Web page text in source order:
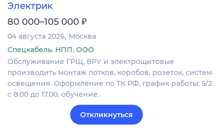
Электрик
80 000–105 000 ₽
04 августа 2026 Москва
Спецкабель. НПП. ООО
Обслуживание ГРЩ, ВРУ и электрощитовые
производить монтаж лотков, коробов, розеток, систем
освещения. Оформление по ТК РФ, график работы: 5/2
с 8.00 до 17.00, обучение.
Откликнуться